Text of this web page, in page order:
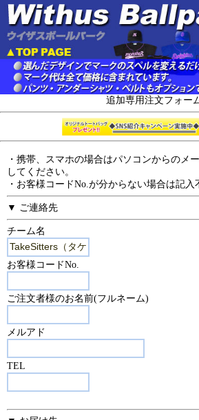
追加専用注文フォー
・携帯、スマホの場合はパソコンからのメ
してください。
・お客様コードNo.が分からない場合は記入
▼ ご連絡先
チーム名
お客様コードNo.
ご注文者様のお名前(フルネーム)
メルアド
TEL